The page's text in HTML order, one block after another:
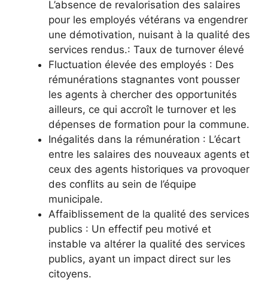
L’absence de revalorisation des salaires
pour les employés vétérans va engendrer
une démotivation, nuisant à la qualité des
services rendus.: Taux de turnover élevé
Fluctuation élevée des employés : Des
rémunérations stagnantes vont pousser
les agents à chercher des opportunités
ailleurs, ce qui accroît le turnover et les
dépenses de formation pour la commune.
Inégalités dans la rémunération : L’écart
entre les salaires des nouveaux agents et
ceux des agents historiques va provoquer
des conflits au sein de l’équipe
municipale.
Affaiblissement de la qualité des services
publics : Un effectif peu motivé et
instable va altérer la qualité des services
publics, ayant un impact direct sur les
citoyens.